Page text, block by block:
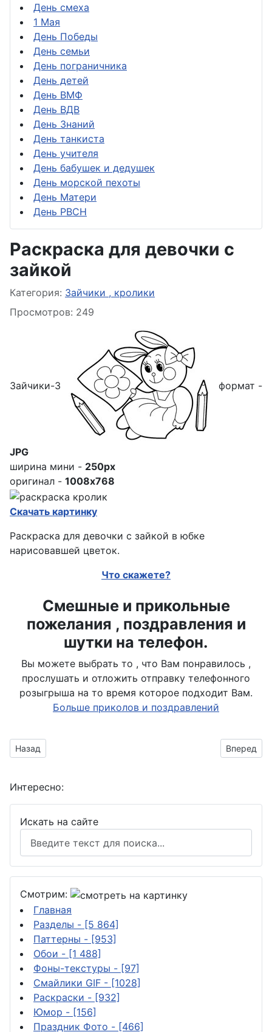
День смеха
1 Мая
День Победы
День семьи
День пограничника
День детей
День ВМФ
День ВДВ
День Знаний
День танкиста
День учителя
День бабушек и дедушек
День морской пехоты
День Матери
День РВСН
Раскраска для девочки с
зайкой
Информация о материале
Категория: Зайчики , кролики
Просмотров: 249
Зайчики-3 формат -
JPG
ширина мини - 250px
оригинал - 1008x768
Скачать картинку
Раскраска для девочки с зайкой в юбке
нарисовавшей цветок.
Что скажете?
Смешные и прикольные
пожелания , поздравления и
шутки на телефон.
Вы можете выбрать то , что Вам понравилось ,
прослушать и отложить отправку телефонного
розыгрыша на то время которое подходит Вам.
Больше приколов и поздравлений
Предыдущий материал: Милый зайчонок - раскраска
Назад Вперед
Интересно:
Искать на сайте
Смотрим:
Главная
Разделы - [5 864]
Паттерны - [953]
Обои - [1 488]
Фоны-текстуры - [97]
Смайлики GIF - [1028]
Раскраски - [932]
Юмор - [156]
Праздник Фото - [466]